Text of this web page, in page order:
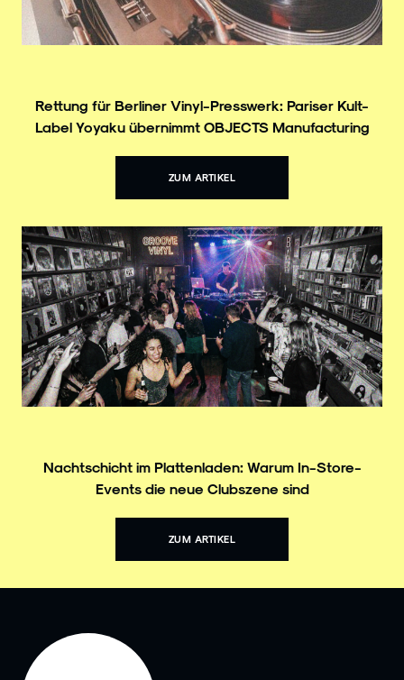
Rettung für Berliner Vinyl-Presswerk: Pariser Kult-
Label Yoyaku übernimmt OBJECTS Manufacturing
ZUM ARTIKEL
Nachtschicht im Plattenladen: Warum In-Store-
Events die neue Clubszene sind
ZUM ARTIKEL